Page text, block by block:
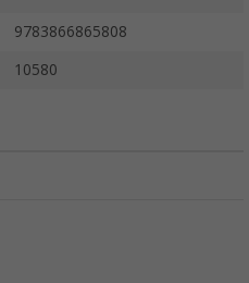
9783866865808
10580